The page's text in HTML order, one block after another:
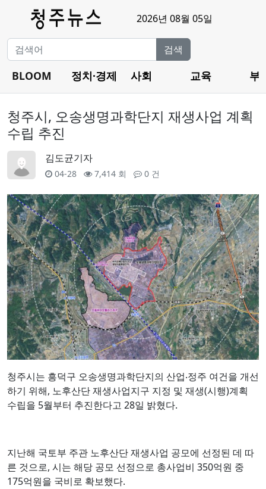
2026년 08월 05일
검색
BLOOM 정치·경제 사회 교육 부
청주시, 오송생명과학단지 재생사업 계획
수립 추진
김도균기자
04-28 7,414 회 0 건
청주시는 흥덕구 오송생명과학단지의 산업‧정주 여건을 개선
하기 위해, 노후산단 재생사업지구 지정 및 재생(시행)계획
수립을 5월부터 추진한다고 28일 밝혔다.
지난해 국토부 주관 노후산단 재생사업 공모에 선정된 데 따
른 것으로, 시는 해당 공모 선정으로 총사업비 350억원 중
175억원을 국비로 확보했다.